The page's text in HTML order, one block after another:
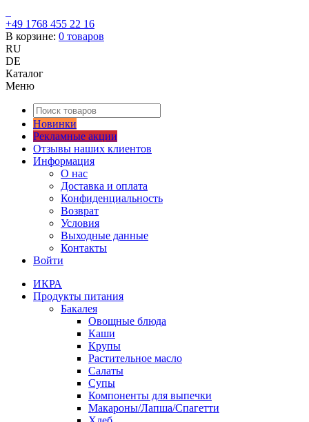
+49 1768 455 22 16
В корзине: 0 товаров
RU
DE
Каталог
Меню
Новинки
Рекламные акции
Отзывы наших клиентов
Информация
О нас
Доставка и оплата
Конфиденциальность
Возврат
Условия
Выходные данные
Контакты
Войти
ИКРА
Продукты питания
Бакалея
Овощные блюда
Каши
Крупы
Растительное масло
Салаты
Супы
Компоненты для выпечки
Макароны/Лапша/Спагетти